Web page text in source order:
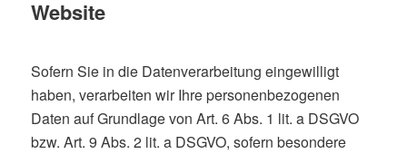
Website
Sofern Sie in die Datenverarbeitung eingewilligt
haben, verarbeiten wir Ihre personenbezogenen
Daten auf Grundlage von Art. 6 Abs. 1 lit. a DSGVO
bzw. Art. 9 Abs. 2 lit. a DSGVO, sofern besondere